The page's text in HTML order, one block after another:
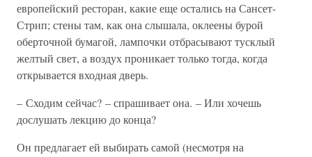
европейский ресторан, какие еще остались на Сансет-
Стрип; стены там, как она слышала, оклеены бурой
оберточной бумагой, лампочки отбрасывают тусклый
желтый свет, а воздух проникает только тогда, когда
открывается входная дверь.
– Сходим сейчас? – спрашивает она. – Или хочешь
дослушать лекцию до конца?
Он предлагает ей выбирать самой (несмотря на